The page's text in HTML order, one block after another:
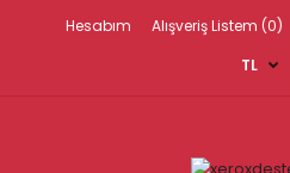
Hesabım Alışveriş Listem (0)
TL